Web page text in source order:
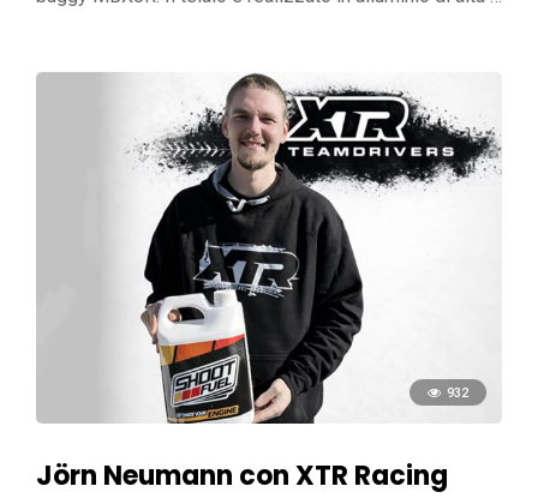
932
Jörn Neumann con XTR Racing